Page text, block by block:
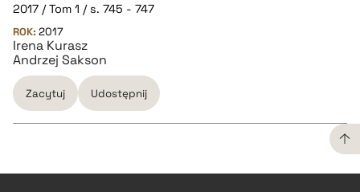
pobierz cytat
BIBTEX
pobierz cytat
2017 / Tom 1 / s. 745 - 747
ROK: 2017
Irena Kurasz
Andrzej Sakson
Zacytuj Udostępnij
CZYSTY TEKST